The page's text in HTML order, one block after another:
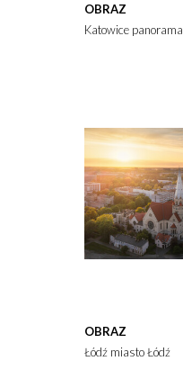
OBRAZ
Katowice panorama
OBRAZ
Łódź miasto Łódź